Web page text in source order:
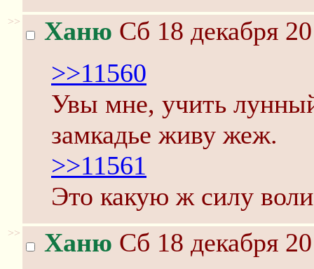
>> Ханю Сб 18 декабря
>>11560
Увы мне, учить
замкадье живу жеж.
>>11561
Это какую ж силу
>> Ханю Сб 18 декабря